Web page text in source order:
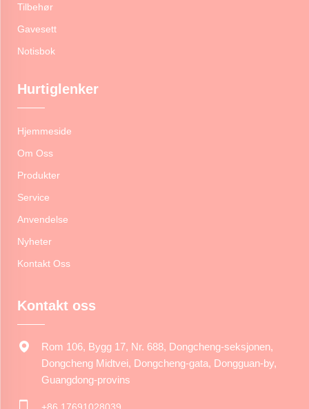
Tilbehør
Gavesett
Notisbok
Hurtiglenker
Hjemmeside
Om Oss
Produkter
Service
Anvendelse
Nyheter
Kontakt Oss
Kontakt oss
Rom 106, Bygg 17, Nr. 688, Dongcheng-seksjonen,
Dongcheng Midtvei, Dongcheng-gata, Dongguan-by,
Guangdong-provins